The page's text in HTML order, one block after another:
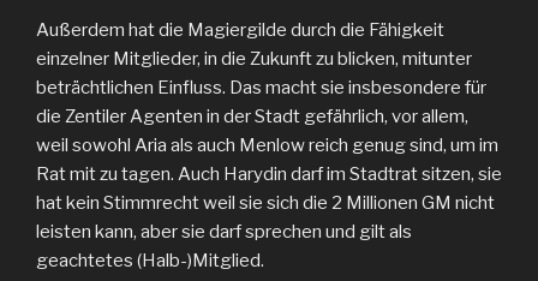
Außerdem hat die Magiergilde durch die Fähigkeit
einzelner Mitglieder, in die Zukunft zu blicken, mitunter
beträchtlichen Einfluss. Das macht sie insbesondere für
die Zentiler Agenten in der Stadt gefährlich, vor allem,
weil sowohl Aria als auch Menlow reich genug sind, um im
Rat mit zu tagen. Auch Harydin darf im Stadtrat sitzen, sie
hat kein Stimmrecht weil sie sich die 2 Millionen GM nicht
leisten kann, aber sie darf sprechen und gilt als
geachtetes (Halb-)Mitglied.